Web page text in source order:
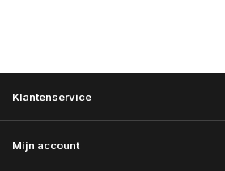
Klantenservice
Mijn account